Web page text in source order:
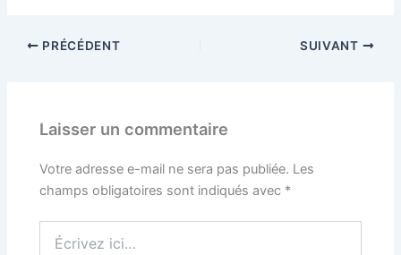
PRÉCÉDENT SUIVANT
Laisser un commentaire
Votre adresse e-mail ne sera pas publiée. Les
champs obligatoires sont indiqués avec *
ici…